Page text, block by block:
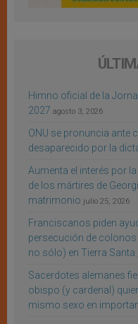
Himno oficial de la
2027 agosto 3, 2026
ONU se pronuncia ante
desaparecido por la
Aumenta el interés por
de los mártires de
matrimonio julio 25, 2026
Franciscanos piden
persecución de
no sólo) en Tierra Santa
Sacerdotes alemanes
obispo (y cardenal)
mismo sexo en